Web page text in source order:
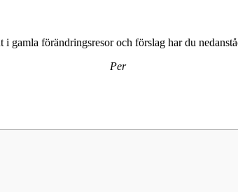
gamla förändringsresor och förslag har du
Per